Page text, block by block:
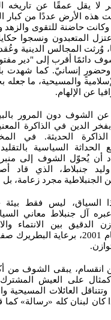
يقل عمقًا عن تاريخه
الأرض عددًا من كبار
حاضنة للتقوى والزهد
المتعبدون ونسجوا
وُرثت المجالس الدينية
دائمًا أقرب إلى "دير
إنسانيّ. كما شهدت
والمسيحية، ما جعله
عن الإلهام.
الشوف دون المرور
الدين في الذاكرة
الحديثة. في
الحداثة السياسية
أن يُحوّل الشوف إلى منبر
جنبلاط، الذي قاد
مجرد زعامة، بل
ليس فقط بيئة
آل جنبلاط معاني السياسة
الدقيق بين الانتماء
مصالحة الجبل عام 2001، برعاية
يبقى الشوف من أكثر
على العيش المشترك.
العائلات المسيحية
لبنان كله «رسالة» كما